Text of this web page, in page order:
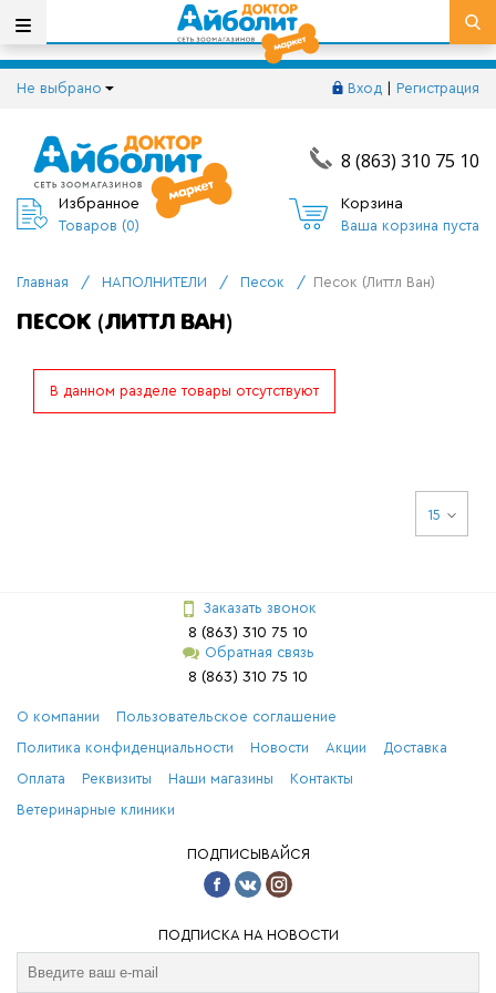
Не выбрано Вход Регистрация
8 (863) 310 75 10
Избранное
Товаров (0)
Корзина
Ваша корзина пуста
Главная / НАПОЛНИТЕЛИ / Песок / Песок (Литтл Ван)
ПЕСОК (ЛИТТЛ ВАН)
В данном разделе товары отсутствуют
15
Заказать звонок
8 (863) 310 75 10
Обратная связь
8 (863) 310 75 10
О компании Пользовательское соглашение
Политика конфиденциальности Новости Акции Доставка
Оплата Реквизиты Наши магазины Контакты
Ветеринарные клиники
ПОДПИСЫВАЙСЯ
ПОДПИСКА НА НОВОСТИ